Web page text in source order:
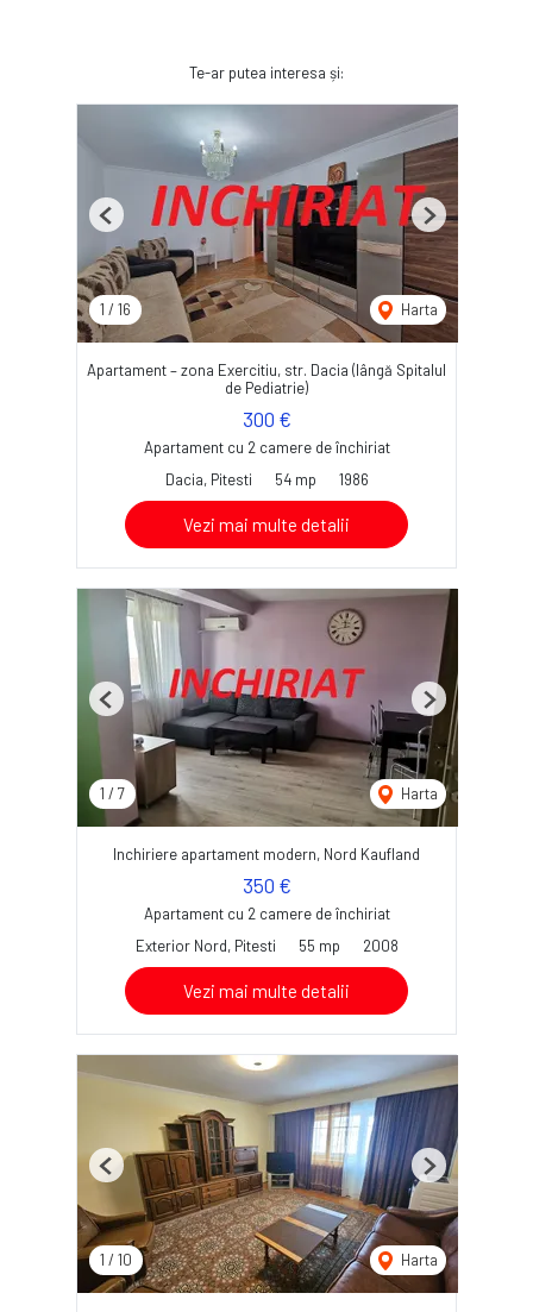
Te-ar putea interesa și:
1 / 16 Harta
Previous Next
Apartament – zona Exercitiu, str. Dacia (lângă Spitalul
de Pediatrie)
300 €
Apartament cu 2 camere de închiriat
Dacia, Pitesti
54 mp 1986
Vezi mai multe detalii
1 / 7 Harta
Previous Next
Inchiriere apartament modern, Nord Kaufland
350 €
Apartament cu 2 camere de închiriat
Exterior Nord, Pitesti
55 mp 2008
Vezi mai multe detalii
1 / 10 Harta
Previous Next